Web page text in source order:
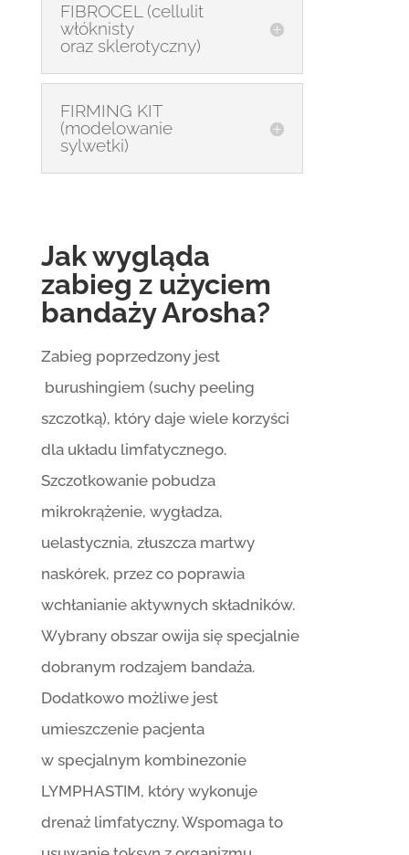
FIBROCEL (cellulit
włóknisty
oraz sklerotyczny)
FIRMING KIT
(modelowanie
sylwetki)
Jak wygląda
zabieg z użyciem
bandaży Arosha?
Zabieg poprzedzony jest
burushingiem (suchy peeling
szczotką), który daje wiele korzyści
dla układu limfatycznego.
Szczotkowanie pobudza
mikrokrążenie, wygładza,
uelastycznia, złuszcza martwy
naskórek, przez co poprawia
wchłanianie aktywnych składników.
Wybrany obszar owija się specjalnie
dobranym rodzajem bandaża.
Dodatkowo możliwe jest
umieszczenie pacjenta
w specjalnym kombinezonie
LYMPHASTIM, który wykonuje
drenaż limfatyczny. Wspomaga to